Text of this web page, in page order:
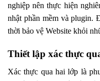
nghiệp nên thực hiện
nhật phần mềm và plugin.
thời bảo vệ Website khỏi
Thiết lập xác thực
Xác thực qua hai lớp là